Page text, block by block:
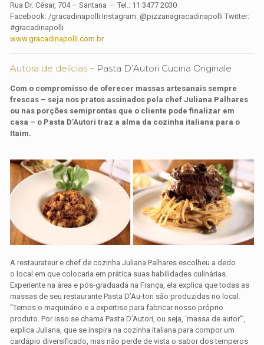
Rua Dr. César, 704 – Santana – Tel.: 11 3477 2030
Facebook: /gracadinapolli Instagram: @pizzariagracadinapolli Twitter:
#gracadinapolli
www.gracadinapolli.com.br
Autora de delícias – Pasta D’Autori Cucina Originale
Com o compromisso de oferecer massas artesanais sempre
frescas – seja nos pratos assinados pela chef Juliana Palhares
ou nas porções semiprontas que o cliente pode finalizar em
casa – o Pasta D’Autori traz a alma da cozinha italiana para o
Itaim.
A restaurateur e chef de cozinha Juliana Palhares escolheu a dedo
o local em que colocaria em prática suas habilidades culinárias.
Experiente na área e pós-graduada na França, ela explica que todas as
massas de seu restaurante Pasta D’Au-tori são produzidas no local.
“Temos o maquinário e a expertise para fabricar nosso próprio
produto. Por isso se chama Pasta D’Autori, ou seja, ‘massa de autor’”,
explica Juliana, que se inspira na cozinha italiana para compor um
cardápio diversificado, mas não perde de vista o sabor dos temperos